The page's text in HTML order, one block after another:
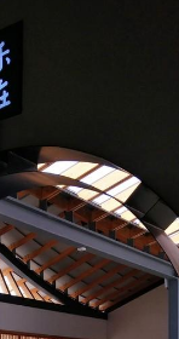
个郊野游客中心所